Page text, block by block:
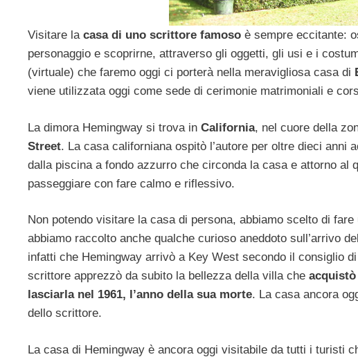
Visitare la casa di uno scrittore famoso è sempre eccitante:
personaggio e scoprirne, attraverso gli oggetti, gli usi e i
(virtuale) che faremo oggi ci porterà nella meravigliosa casa di
viene utilizzata oggi come sede di cerimonie matrimoniali e
La dimora Hemingway si trova in California, nel cuore della
Street. La casa californiana ospitò l’autore per oltre dieci anni
dalla piscina a fondo azzurro che circonda la casa e attorno al
passeggiare con fare calmo e riflessivo.
Non potendo visitare la casa di persona, abbiamo scelto di
abbiamo raccolto anche qualche curioso aneddoto sull’arrivo
infatti che Hemingway arrivò a Key West secondo il consiglio
scrittore apprezzò da subito la bellezza della villa che
lasciarla nel 1961, l’anno della sua morte. La casa ancora
dello scrittore.
La casa di Hemingway è ancora oggi visitabile da tutti i turisti